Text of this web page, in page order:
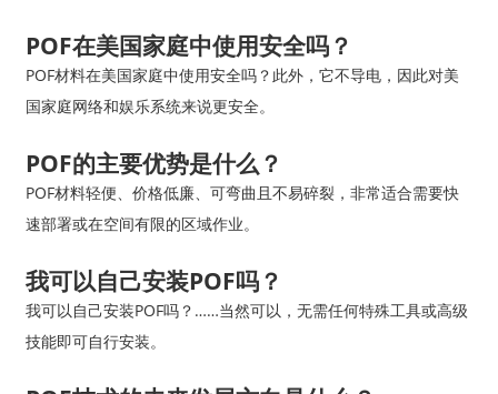
POF在美国家庭中使用安全吗？
POF材料在美国家庭中使用安全吗？此外，它不导电，因此对美
国家庭网络和娱乐系统来说更安全。
POF的主要优势是什么？
POF材料轻便、价格低廉、可弯曲且不易碎裂，非常适合需要快
速部署或在空间有限的区域作业。
我可以自己安装POF吗？
我可以自己安装POF吗？……当然可以，无需任何特殊工具或高级
技能即可自行安装。